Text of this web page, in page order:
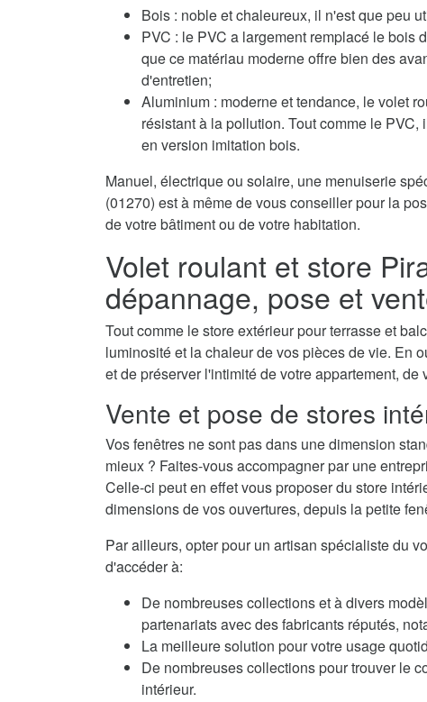
Bois : noble et chaleureux, il n'est que peu
PVC : le PVC a largement remplacé le bois
que ce matériau moderne offre bien des
d'entretien;
Aluminium : moderne et tendance, le volet
résistant à la pollution. Tout comme le
en version imitation bois.
Manuel, électrique ou solaire, une menuiserie
(01270) est à même de vous conseiller pour la
de votre bâtiment ou de votre habitation.
Volet roulant et store
dépannage, pose et
Tout comme le store extérieur pour terrasse et
luminosité et la chaleur de vos pièces de vie. En
et de préserver l'intimité de votre appartement,
Vente et pose de stores
Vos fenêtres ne sont pas dans une dimension
mieux ? Faites-vous accompagner par une
Celle-ci peut en effet vous proposer du store
dimensions de vos ouvertures, depuis la petite
Par ailleurs, opter pour un artisan spécialiste du
d'accéder à:
De nombreuses collections et à divers
partenariats avec des fabricants réputés,
La meilleure solution pour votre usage
De nombreuses collections pour trouver le
intérieur.